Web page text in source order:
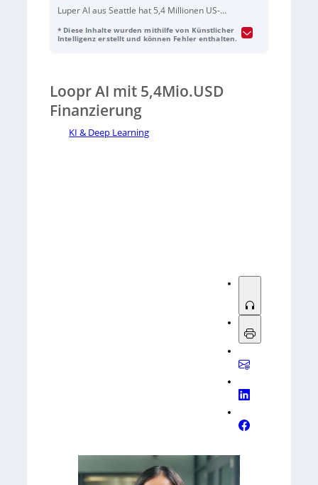
Luper AI aus Seattle hat 5,4 Millionen US-
Softwareerhalten, die die Qualitätskontrolle
Geleitet wird das Unternehmen von
Gründerin Priyanka Bagaria.
* Diese Inhalte wurden mithilfe von Künstlicher
Intelligenz erstellt und können Fehler enthalten.
Loopr AI mit 5,4Mio.USD
Finanzierung
KI & Deep Learning